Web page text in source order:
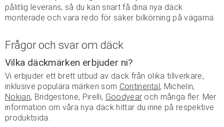
pålitlig leverans, så du kan snart få dina nya däck
monterade och vara redo för säker bilkörning på vägarna.
Frågor och svar om däck
Vilka däckmärken erbjuder ni?
Vi erbjuder ett brett utbud av däck från olika tillverkare,
inklusive populära märken som Continental, Michelin,
Nokian, Bridgestone, Pirelli, Goodyear och många fler. Mer
information om våra nya däck hittar du inne på respektive
produktsida.